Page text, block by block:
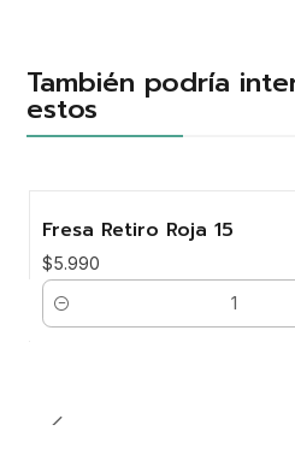
También podría
estos
Fresa Retiro Roja 15
$5.990
Cantidad